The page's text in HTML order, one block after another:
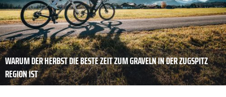
WARUM DER HERBST DIE BESTE ZEIT ZUM GRAVELN IN DER ZUGSPITZ
REGION IST